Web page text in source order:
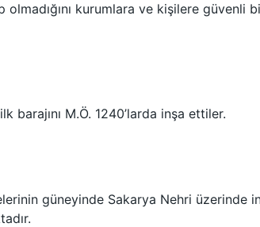
olmadığını kurumlara ve kişilere güvenli
barajını M.Ö. 1240’larda inşa ettiler.
güneyinde Sakarya Nehri üzerinde